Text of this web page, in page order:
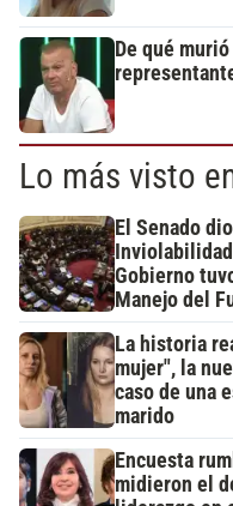
De qué
Lo más visto
El Senado
Gobierno
Manejo del
La historia
mujer", la
caso de una
marido
Encuesta
midieron el